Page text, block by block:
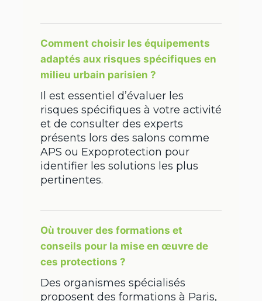
Comment choisir les équipements
adaptés aux risques spécifiques en
milieu urbain parisien ?
Il est essentiel d’évaluer les
risques spécifiques à votre activité
et de consulter des experts
présents lors des salons comme
APS ou Expoprotection pour
identifier les solutions les plus
pertinentes.
Où trouver des formations et
conseils pour la mise en œuvre de
ces protections ?
Des organismes spécialisés
proposent des formations à Paris,